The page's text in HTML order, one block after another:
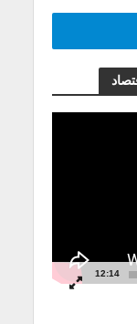
12:14